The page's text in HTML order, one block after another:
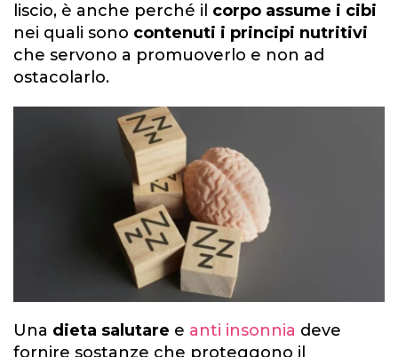
liscio, è anche perché il corpo assume i cibi
nei quali sono contenuti i principi nutritivi
che servono a promuoverlo e non ad
ostacolarlo.
Una dieta salutare e anti insonnia deve
fornire sostanze che proteggono il